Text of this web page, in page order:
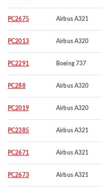
PC2675 Airbus A321
PC2013 Airbus A320
PC2291 Boeing 737
PC288 Airbus A320
PC2019 Airbus A320
PC2385 Airbus A321
PC2671 Airbus A321
PC2673 Airbus A321